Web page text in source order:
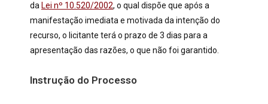
da Lei nº 10.520/2002, o qual dispõe que após a
manifestação imediata e motivada da intenção do
recurso, o licitante terá o prazo de 3 dias para a
apresentação das razões, o que não foi garantido.
Instrução do Processo